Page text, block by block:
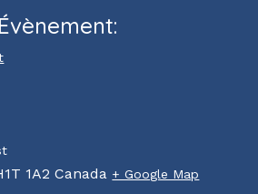
1A2 Canada + Google Map